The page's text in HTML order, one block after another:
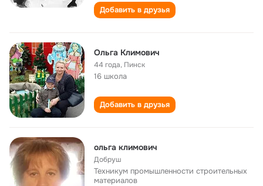
Добавить в друзья
Ольга Климович
44 года, Пинск
16 школа
Добавить в друзья
ольга климович
Добруш
Техникум промышленности строительных
материалов